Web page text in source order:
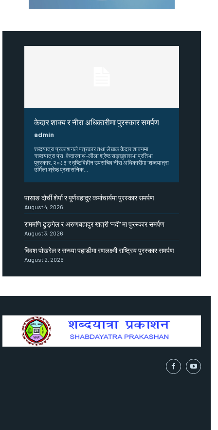
केदार शाक्य र नीरा अधिकारीमा पुरस्कार समर्पण
admin
शब्दयात्रा प्रकाशनले पत्रकार तथा लेखक केदार शाक्यमा
‘शब्दयात्रा प्रा. केदारनाथ–लीला श्रेष्ठ सङ्खुवासभा प्रतिभा
पुरस्कार, २०८३’ र दृष्टिविहीन उपसचिव नीरा अधिकारीमा ‘शब्दयात्रा
उर्मिला श्रेष्ठ प्रशासनिक...
पासाङ दोर्ची शेर्पा र पूर्णबहादुर कर्माचार्यमा पुरस्कार समर्पण
August 4, 2026
राममणि ढुङ्गेल र अरुणबहादुर खत्री ‘नदी’ मा पुरस्कार समर्पण
August 3, 2026
विवश पोखरेल र सन्ध्या पहाडीमा रणलक्ष्मी राष्ट्रिय पुरस्कार समर्पण
August 2, 2026